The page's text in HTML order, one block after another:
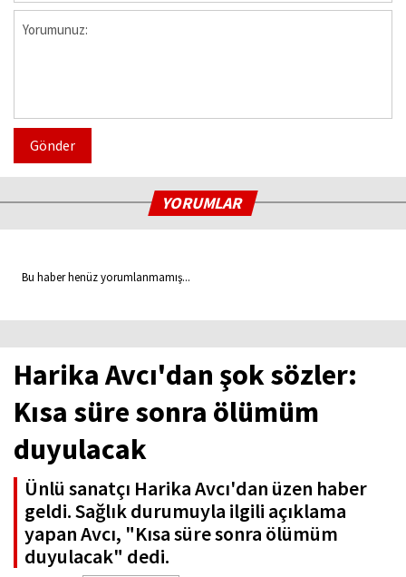
Gönder
YORUMLAR
Bu haber henüz yorumlanmamış...
Harika Avcı'dan şok sözler:
Kısa süre sonra ölümüm
duyulacak
Ünlü sanatçı Harika Avcı'dan üzen haber
geldi. Sağlık durumuyla ilgili açıklama
yapan Avcı, "Kısa süre sonra ölümüm
duyulacak" dedi.